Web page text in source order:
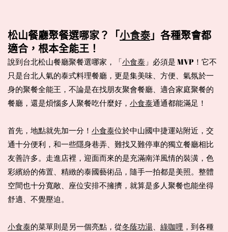
松山餐廳聚餐選哪家？「小食泰」各種聚會都
適合，根本全能王！
說到台北松山餐廳聚餐選哪家，「小食泰 」必須是 MVP！它不
只是台北人氣的泰式料理餐廳，更是集美味、方便、氣氛於一
身的聚餐全能王，不論是在找朋友聚會餐廳、適合家庭聚餐的
餐廳，還是煩惱多人聚餐吃什麼好， 小食泰通通都能滿足！
首先，地點就先加一分！ 小食泰位於中山國中捷運站附近，交
通十分便利，和一些隱身巷弄、難找又難停車的獨立餐廳相比
友善許多。走進店裡，迎面而來的是充滿南洋風情的裝潢，色
彩繽紛的佈置、精緻的泰國藝術品，隨手一拍都是美照。整體
空間也十分寬敞、座位安排不擁擠，就算是多人聚餐也能坐得
舒適、不覺壓迫。
小食泰的菜單則是另一個亮點，從冬蔭功湯、 綠咖哩 ，到各種